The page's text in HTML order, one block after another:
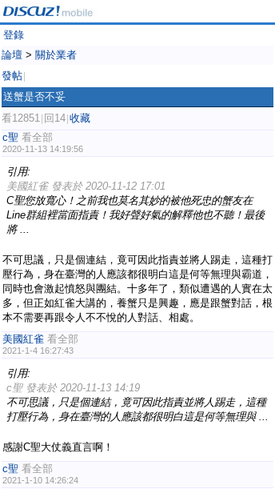
登錄
論壇 > 關於業者
發帖
送蟹是否不妥
看12851 回14 收藏
c聖 看全部
2020-11-13 14:19:56
引用:
美國紅雀 發表於 2020-11-12 17:01
C聖您放寬心！之前我也莫名其妙的被他死忠的蟹友在
Line群組裡當面指責！我好聲好氣的解釋他也不聽！最後
將 ...
不可思議，只是個連結，竟可因此指責並將人踢走，這種打
壓行為，身在臺灣的人應該都很明白這是何等無理與霸道，
同時也會激起憤怒與團結。十多年了，類似遭遇的人實在太
多，但正如紅雀大講的，養蟹只是興趣，應是跟蟹對話，根
本不需要再跟令人不不悅的人對話、相處。
美國紅雀 看全部
2021-1-4 16:27:43
引用:
c聖 發表於 2020-11-13 14:19
不可思議，只是個連結，竟可因此指責並將人踢走，這種
打壓行為，身在臺灣的人應該都很明白這是何等無理與 ...
感謝C聖大仗義直言啊！
c聖 看全部
2021-1-10 14:26:24